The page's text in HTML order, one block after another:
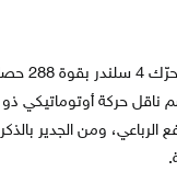
تحتوي
ناقل حركة أوتوماتيكي
ومن الجدير بالذكر